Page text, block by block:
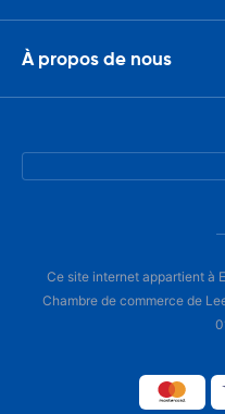
À propos de nous
Ce site internet appartient à
Chambre de commerce de